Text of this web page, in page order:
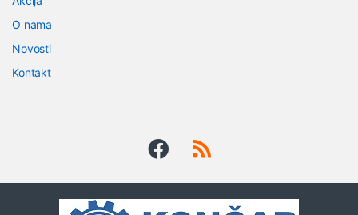
O nama
Novosti
Kontakt